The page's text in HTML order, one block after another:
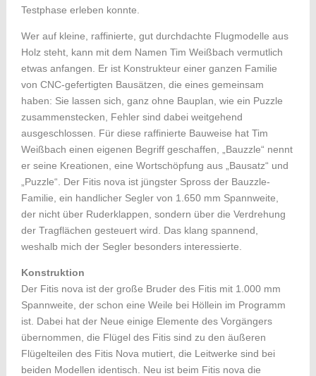
Testphase erleben konnte.
Wer auf kleine, raffinierte, gut durchdachte Flugmodelle aus
Holz steht, kann mit dem Namen Tim Weißbach vermutlich
etwas anfangen. Er ist Konstrukteur einer ganzen Familie
von CNC-gefertigten Bausätzen, die eines gemeinsam
haben: Sie lassen sich, ganz ohne Bauplan, wie ein Puzzle
zusammenstecken, Fehler sind dabei weitgehend
ausgeschlossen. Für diese raffinierte Bauweise hat Tim
Weißbach einen eigenen Begriff geschaffen, „Bauzzle“ nennt
er seine Kreationen, eine Wortschöpfung aus „Bausatz“ und
„Puzzle“. Der Fitis nova ist jüngster Spross der Bauzzle-
Familie, ein handlicher Segler von 1.650 mm Spannweite,
der nicht über Ruderklappen, sondern über die Verdrehung
der Tragflächen gesteuert wird. Das klang spannend,
weshalb mich der Segler besonders interessierte.
Konstruktion
Der Fitis nova ist der große Bruder des Fitis mit 1.000 mm
Spannweite, der schon eine Weile bei Höllein im Programm
ist. Dabei hat der Neue einige Elemente des Vorgängers
übernommen, die Flügel des Fitis sind zu den äußeren
Flügelteilen des Fitis Nova mutiert, die Leitwerke sind bei
beiden Modellen identisch. Neu ist beim Fitis nova die